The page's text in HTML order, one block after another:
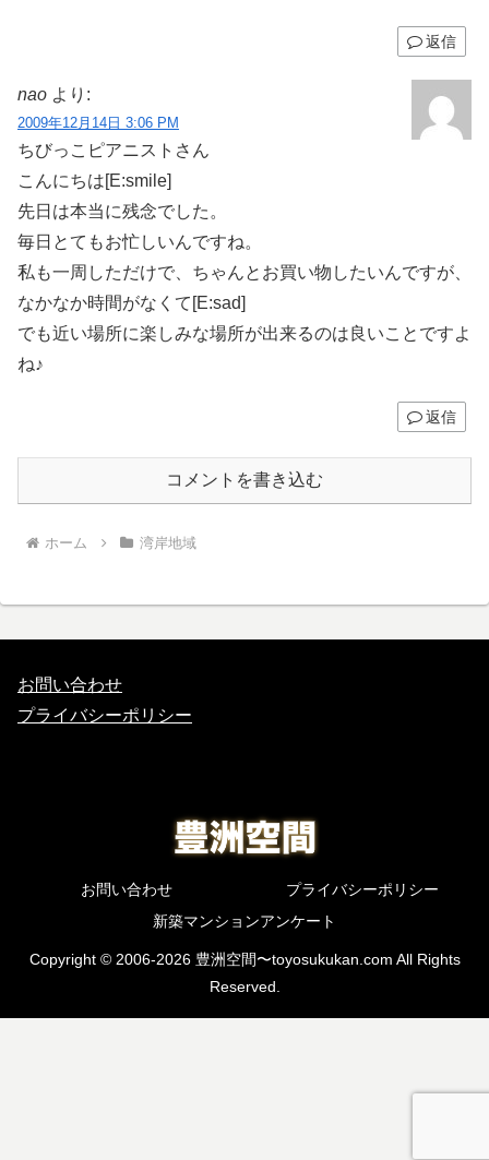
返信
nao より:
2009年12月14日 3:06 PM
ちびっこピアニストさん
こんにちは[E:smile]
先日は本当に残念でした。
毎日とてもお忙しいんですね。
私も一周しただけで、ちゃんとお買い物したいんですが、
なかなか時間がなくて[E:sad]
でも近い場所に楽しみな場所が出来るのは良いことですよ
ね♪
返信
コメントを書き込む
ホーム 湾岸地域
お問い合わせ
プライバシーポリシー
お問い合わせ
プライバシーポリシー
新築マンションアンケート
Copyright © 2006-2026 豊洲空間〜toyosukukan.com All Rights
Reserved.